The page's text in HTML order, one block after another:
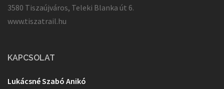
3580 Tiszaújváros, Teleki Blanka út 6.
www.tiszatrail.hu
KAPCSOLAT
Lukácsné Szabó Anikó